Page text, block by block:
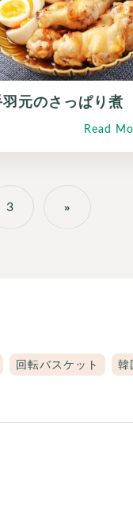
元のさっぱり煮
Read
3 »
回転バスケット 韓